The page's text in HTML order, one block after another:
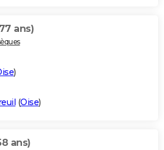
ans)
)
(Oise)
ans)